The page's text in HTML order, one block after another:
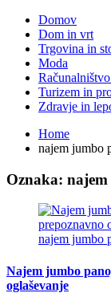
Domov
Dom in vrt
Trgovina in
Moda
Turizem in
Zdravje in
Home
najem jumbo
Oznaka:
najem jumbo
Najem jumbo
oglaševanje